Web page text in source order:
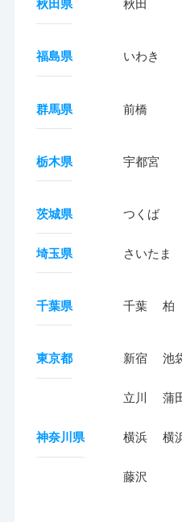
秋田県 秋田
福島県 いわき
群馬県 前橋
栃木県 宇都宮
茨城県 つくば
埼玉県 さいたま
千葉県 千葉 柏
東京都 新宿 池
立川 蒲
神奈川県 横浜 横
藤沢